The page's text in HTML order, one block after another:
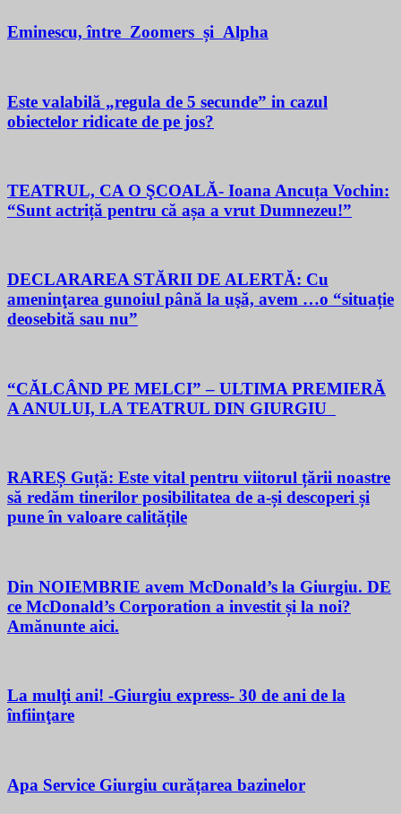
Eminescu, între Zoomers și Alpha
Este valabilă „regula de 5 secunde” in cazul
obiectelor ridicate de pe jos?
TEATRUL, CA O ŞCOALĂ- Ioana Ancuța Vochin:
“Sunt actriță pentru că așa a vrut Dumnezeu!”
DECLARAREA STĂRII DE ALERTĂ: Cu
ameninţarea gunoiul până la uşă, avem …o “situație
deosebită sau nu”
“CĂLCÂND PE MELCI” – ULTIMA PREMIERĂ
A ANULUI, LA TEATRUL DIN GIURGIU
RAREȘ Guță: Este vital pentru viitorul țării noastre
să redăm tinerilor posibilitatea de a-și descoperi și
pune în valoare calitățile
Din NOIEMBRIE avem McDonald’s la Giurgiu. DE
ce McDonald’s Corporation a investit și la noi?
Amănunte aici.
La mulţi ani! -Giurgiu express- 30 de ani de la
înfiinţare
Apa Service Giurgiu curățarea bazinelor